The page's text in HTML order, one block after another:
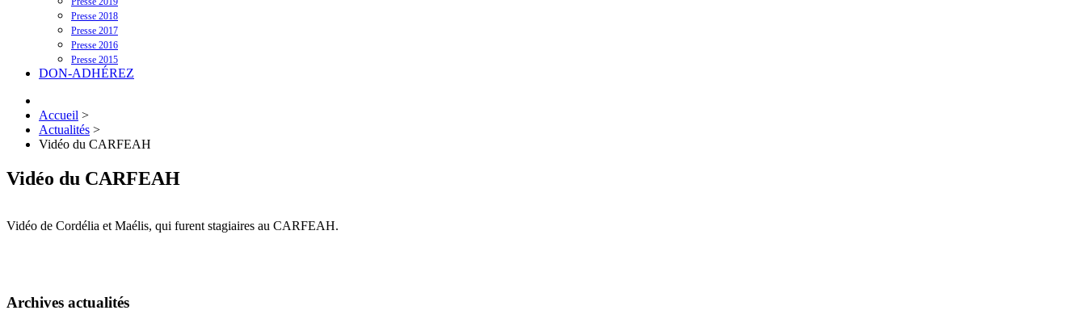
Presse 2018
Presse 2017
Presse 2016
Presse 2015
DON-ADHÉREZ
Accueil >
Actualités >
Vidéo du CARFEAH
Vidéo du CARFEAH
Vidéo de Cordélia et Maélis, qui furent stagiaires au CARFEAH.
Archives actualités